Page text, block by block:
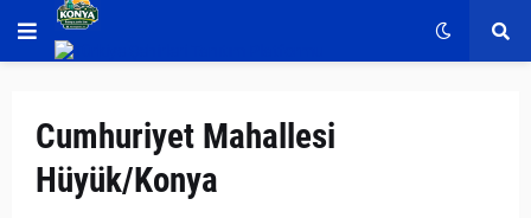
Cumhuriyet Mahallesi
Hüyük/Konya